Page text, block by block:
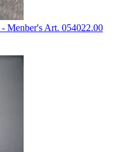
Menber's Art. 054022.00